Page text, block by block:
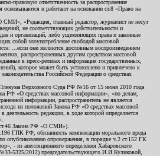
правовую ответственность за распространение
основываются и работают на основании ст.8 «Право на
«Редакция, главный редактор, журналист не несут
не соответствующих действительности и
и организаций, либо ущемляющих права и законные
собой злоупотребление свободой массовой
...если они являются дословным воспроизведением
распространенных другим средством массовой
в пресс-релизах и информация государственных,
которое может быть установлено и привлечено к
Российской Федерации о средствах
Верховного Суда РФ №16 от 15 июня 2010 года
РФ «О средствах массовой информации», «по делам,
информации, распространитель не является
из положений Закона РФ «О средствах массовой
деятельность редакции, в ходе которой определяется
Закона РФ «О СМИ»).
ГПК РФ, обязанность компенсации морального вреда
опубликованию опровержения, в порядке ч.2 ст.152 ГК
- из апелляционного определения Хабаровского
5325/2012) председательствующего И.И.Куликовой,